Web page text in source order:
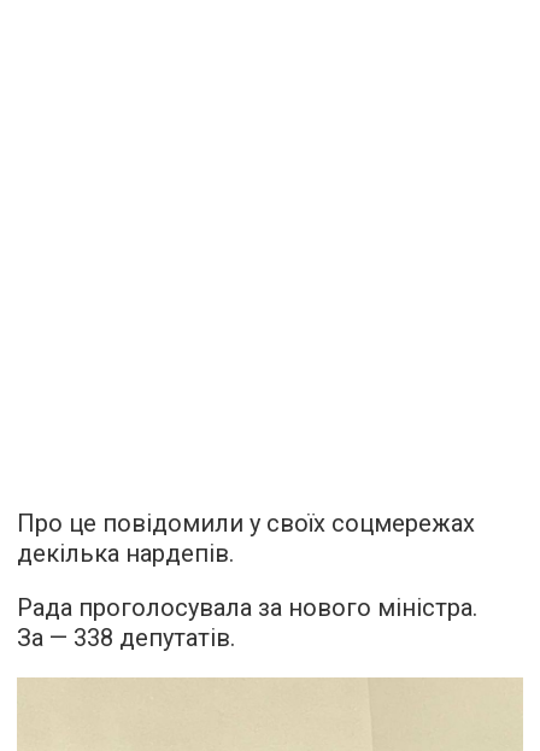
Про це повідомили у своїх соцмережах
декілька нардепів.
Рада проголосувала за нового міністра.
За — 338 депутатів.